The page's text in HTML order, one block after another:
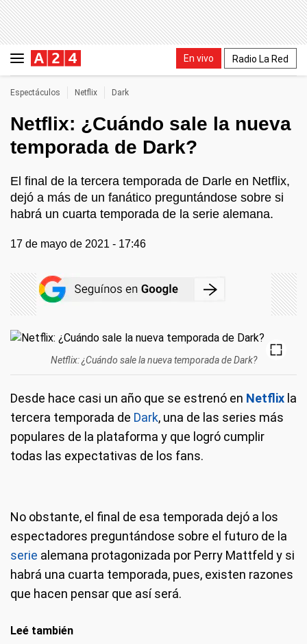
En vivo Radio La Red
Espectáculos Netflix Dark
Netflix: ¿Cuándo sale la nueva
temporada de Dark?
El final de la tercera temporada de Darle en Netflix,
dejó a más de un fanático preguntándose sobre si
habrá un cuarta temporada de la serie alemana.
17 de mayo de 2021 - 17:46
Netflix: ¿Cuándo sale la nueva temporada de Dark?
Desde hace casi un año que se estrenó en Netflix la
tercera temporada de Dark, una de las series más
populares de la plataforma y que logró cumplir
todas las expectativas de los fans.
No obstante, el final de esa temporada dejó a los
espectadores preguntándose sobre el futuro de la
serie alemana protagonizada por Perry Mattfeld y si
habrá una cuarta temporada, pues, existen razones
que hacen pensar que así será.
Leé también